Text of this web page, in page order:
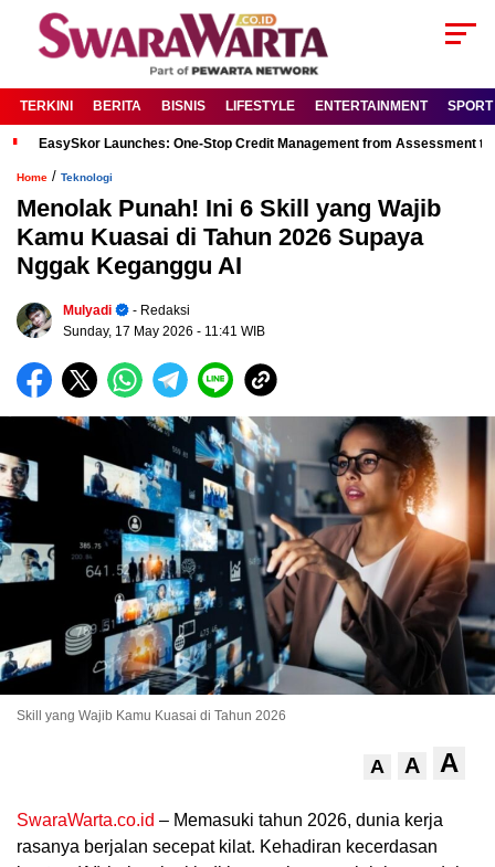
TERKINI BERITA BISNIS LIFESTYLE ENTERTAINMENT SPORT
EasySkor Launches: One-Stop Credit Management from Assessment
Home / Teknologi
Menolak Punah! Ini 6 Skill yang Wajib
Kamu Kuasai di Tahun 2026 Supaya
Nggak Keganggu AI
Mulyadi
- Redaksi
Sunday, 17 May 2026 - 11:41 WIB
Skill yang Wajib Kamu Kuasai di Tahun 2026
A A A
SwaraWarta.co.id – Memasuki tahun 2026, dunia kerja
rasanya berjalan secepat kilat. Kehadiran kecerdasan